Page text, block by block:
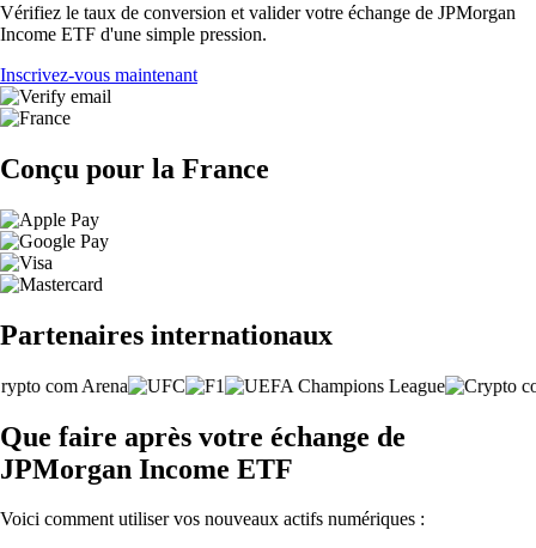
Vérifiez le taux de conversion et valider votre échange de JPMorgan
Income ETF d'une simple pression.
Inscrivez-vous maintenant
Conçu pour la France
Partenaires internationaux
Que faire après votre échange de
JPMorgan Income ETF
Voici comment utiliser vos nouveaux actifs numériques :